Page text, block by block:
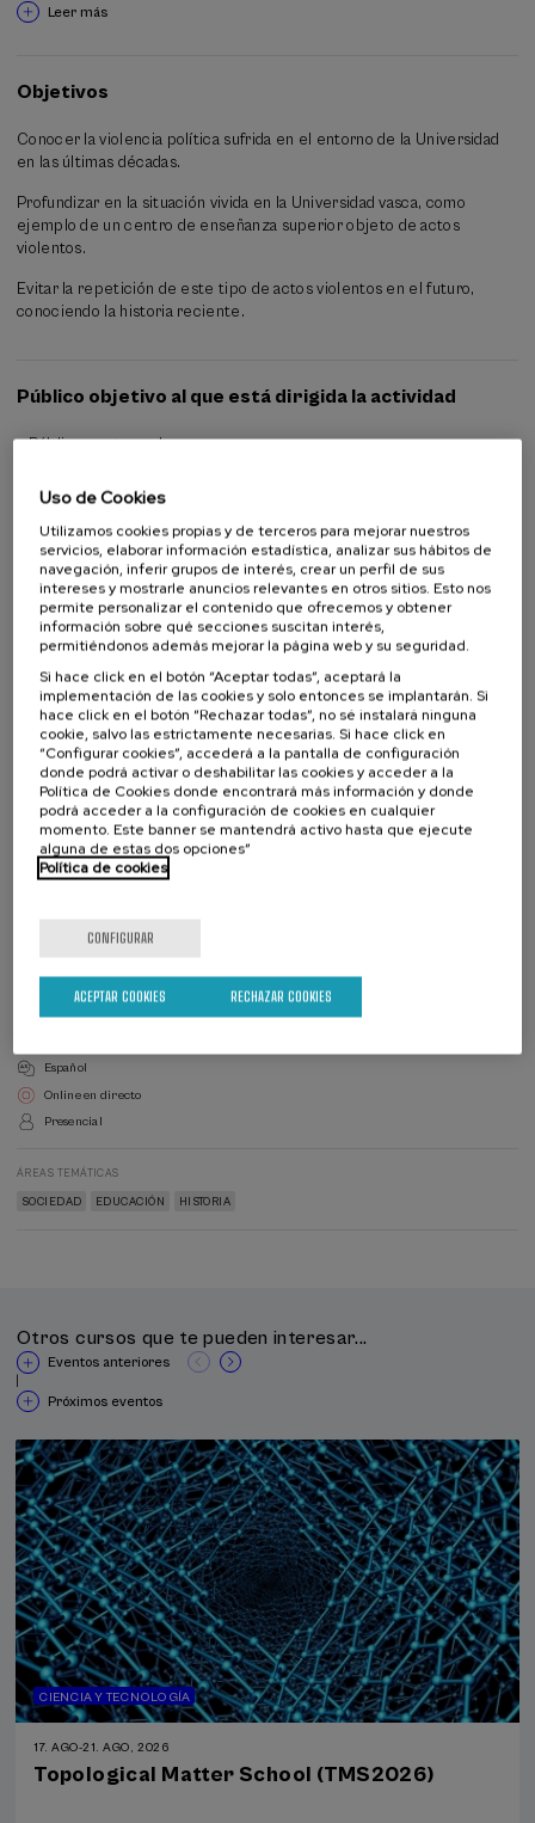
del País Vasco (EHU), en la Universidad de Deusto, en Mondragón
Además, otras personas que han sufrido esa violencia en estas y otras
etapa, no solo académicamente, sino también empáticamente.
Leer más
Objetivos
Conocer la violencia política sufrida en el entorno de la Universidad
en las últimas décadas.
Profundizar en la situación vivida en la Universidad vasca, como
ejemplo de un centro de enseñanza superior objeto de actos
violentos.
Evitar la repetición de este tipo de actos violentos en el futuro,
conociendo la historia reciente.
Público objetivo al que está dirigida la actividad
Público en general
Profesorado
Colaboradores
Matricúlate
Últimas
plazas
Fecha pasada
Lista
espera
Plazo de matricula finalizado
Director/a
curso
DIRECTOR/A DEL CURSO
Virginia López de Maturana Diéguez
Español
Online en directo
Presencial
ÁREAS TEMÁTICAS
SOCIEDAD EDUCACIÓN HISTORIA
Otros cursos que te pueden interesar...
Eventos anteriores
Próximos eventos
CIENCIA Y TECNOLOGÍA
17. AGO-21. AGO, 2026
Topological Matter School (TMS2026)
Uso de Cookies
Utilizamos cookies propias y de terceros para mejorar nuestros
servicios, elaborar información estadística, analizar sus hábitos de
navegación, inferir grupos de interés, crear un perfil de sus
intereses y mostrarle anuncios relevantes en otros sitios. Esto nos
permite personalizar el contenido que ofrecemos y obtener
información sobre qué secciones suscitan interés,
permitiéndonos además mejorar la página web y su seguridad.
Si hace click en el botón “Aceptar todas”, aceptará la
implementación de las cookies y solo entonces se implantarán. Si
hace click en el botón “Rechazar todas”, no sé instalará ninguna
cookie, salvo las estrictamente necesarias. Si hace click en
“Configurar cookies”, accederá a la pantalla de configuración
donde podrá activar o deshabilitar las cookies y acceder a la
Política de Cookies donde encontrará más información y donde
podrá acceder a la configuración de cookies en cualquier
momento. Este banner se mantendrá activo hasta que ejecute
alguna de estas dos opciones”
Política de cookies
CONFIGURAR
RECHAZAR COOKIES
ACEPTAR COOKIES